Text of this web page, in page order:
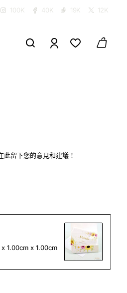
100K 40K 19K 12K
留下您的意見和建議！
1.00cm x 1.00cm